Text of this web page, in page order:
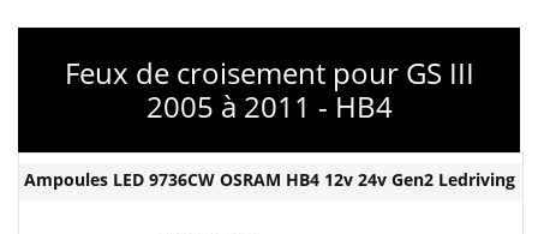
Feux de croisement pour GS III
2005 à 2011 - HB4
Ampoules LED 9736CW OSRAM HB4 12v 24v Gen2 Ledriving